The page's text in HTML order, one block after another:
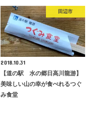
田辺市
2018.10.31
【道の駅 水の郷日高川龍游】
美味しい山の幸が食べれるつぐ
み食堂